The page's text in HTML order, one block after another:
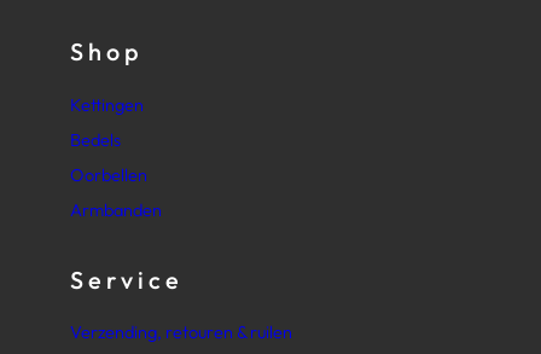
Shop
Kettingen
Bedels
Oorbellen
Armbanden
Service
Verzending, retouren & ruilen